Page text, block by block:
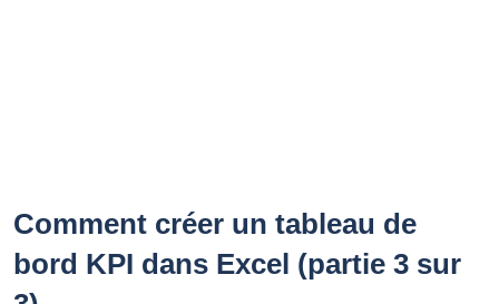
Comment créer un tableau de
bord KPI dans Excel (partie 3 sur